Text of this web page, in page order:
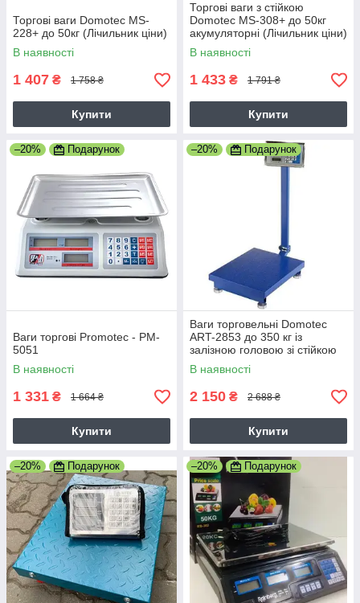
Торгові ваги Domotec MS-
228+ до 50кг (Лічильник ціни)
В наявності
1 407 ₴ 1 758 ₴
Купити
Торгові ваги з стійкою
Domotec MS-308+ до 50кг
акумуляторні (Лічильник ціни)
В наявності
1 433 ₴ 1 791 ₴
Купити
–20% Подарунок
Ваги торгові Promotec - PM-
5051
В наявності
1 331 ₴ 1 664 ₴
Купити
–20% Подарунок
Ваги торговельні Domotec
ART-2853 до 350 кг із
залізною головою зі стійкою
посилена платформа 40*50,
6V
В наявності
2 150 ₴ 2 688 ₴
Купити
–20% Подарунок –20% Подарунок